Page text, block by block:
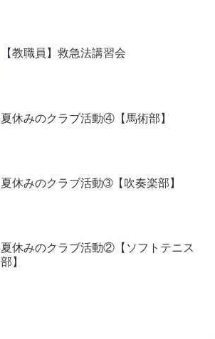
【教職員】救急法講習会
夏休みのクラブ活動④【馬術部】
夏休みのクラブ活動➂【吹奏楽部】
夏休みのクラブ活動②【ソフトテニス
部】